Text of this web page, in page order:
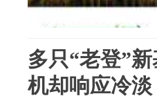
多只“老登”
机却响应冷淡